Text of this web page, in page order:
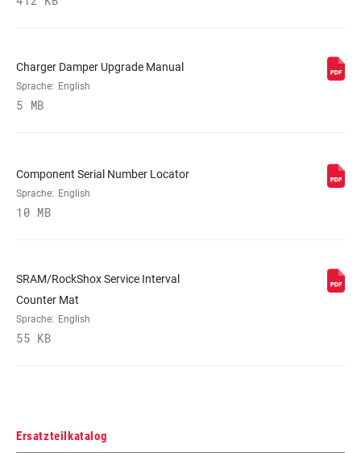
MAX. REIFENBREITE
(MM)
ROTORGRÖSSE
MINIMALE
Charger Damper Upgrade Manual
Sprache: English
5 MB
Component Serial Number Locator
Sprache: English
10 MB
SRAM/RockShox Service Interval
Counter Mat
Sprache: English
55 KB
Ersatzteilkatalog